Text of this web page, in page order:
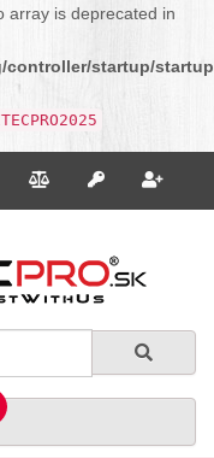
array is deprecated in
controller/startup/
Kontakt Porovnanie
Prihlásiť sa